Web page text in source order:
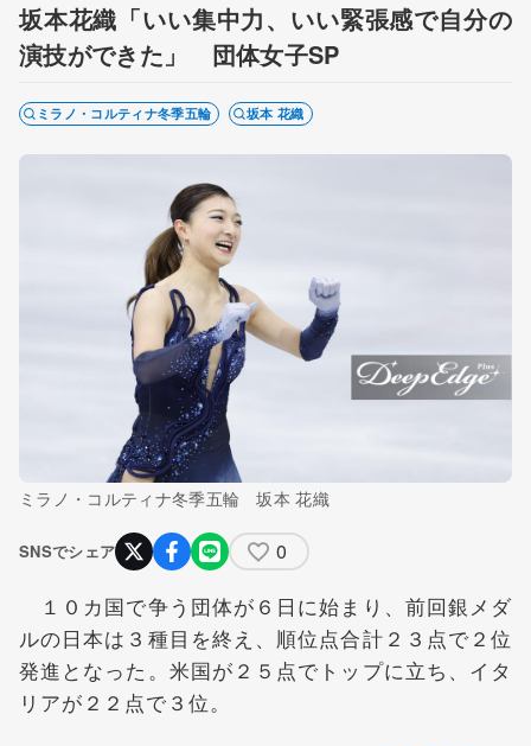
坂本花織「いい集中力、いい緊張感で自分の
演技ができた」 団体女子SP
ミラノ・コルティナ冬季五輪 坂本 花織
ミラノ・コルティナ冬季五輪 坂本 花織
SNSでシェア 0
１０カ国で争う団体が６日に始まり、前回銀メダ
ルの日本は３種目を終え、順位点合計２３点で２位
発進となった。米国が２５点でトップに立ち、イタ
リアが２２点で３位。